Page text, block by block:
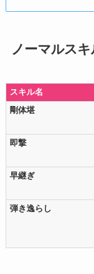
ノーマルスキ
スキル名
剛体堪
即撃
早継ぎ
弾き逸らし